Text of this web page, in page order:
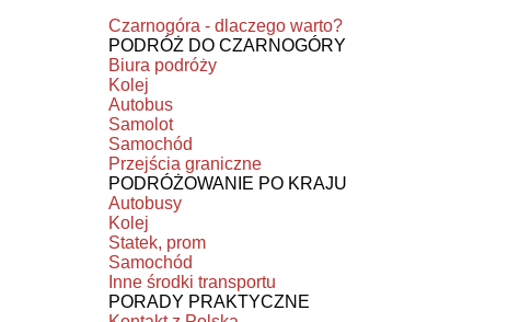
Czarnogóra - dlaczego warto?
PODRÓŻ DO CZARNOGÓRY
Biura podróży
Kolej
Autobus
Samolot
Samochód
Przejścia graniczne
PODRÓŻOWANIE PO KRAJU
Autobusy
Kolej
Statek, prom
Samochód
Inne środki transportu
PORADY PRAKTYCZNE